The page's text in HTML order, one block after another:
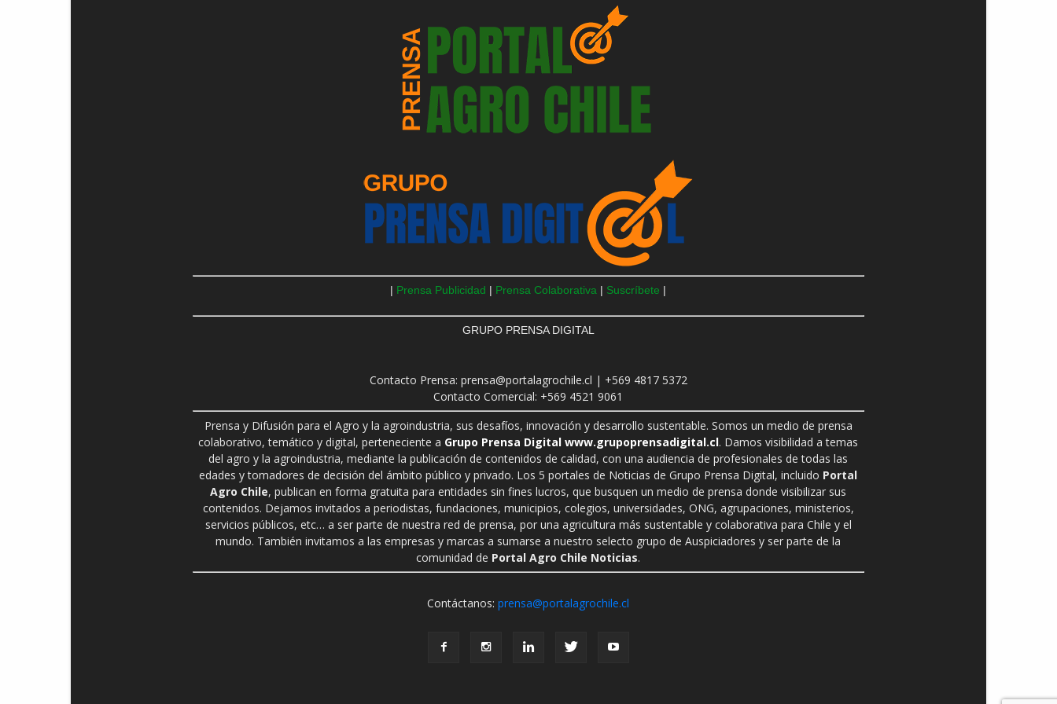
| Prensa Publicidad | Prensa Colaborativa | Suscríbete |
GRUPO PRENSA DIGITAL
Contacto Prensa: prensa@portalagrochile.cl | +569 4817 5372
Contacto Comercial: +569 4521 9061
Prensa y Difusión para el Agro y la agroindustria, sus desafíos, innovación y desarrollo sustentable. Somos un medio de prensa
colaborativo, temático y digital, perteneciente a Grupo Prensa Digital www.grupoprensadigital.cl. Damos visibilidad a temas
del agro y la agroindustria, mediante la publicación de contenidos de calidad, con una audiencia de profesionales de todas las
edades y tomadores de decisión del ámbito público y privado. Los 5 portales de Noticias de Grupo Prensa Digital, incluido Portal
Agro Chile, publican en forma gratuita para entidades sin fines lucros, que busquen un medio de prensa donde visibilizar sus
contenidos. Dejamos invitados a periodistas, fundaciones, municipios, colegios, universidades, ONG, agrupaciones, ministerios,
servicios públicos, etc… a ser parte de nuestra red de prensa, por una agricultura más sustentable y colaborativa para Chile y el
mundo. También invitamos a las empresas y marcas a sumarse a nuestro selecto grupo de Auspiciadores y ser parte de la
comunidad de Portal Agro Chile Noticias.
Contáctanos:prensa@portalagrochile.cl